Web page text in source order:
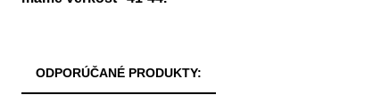
ODPORÚČANÉ PRODUKTY: